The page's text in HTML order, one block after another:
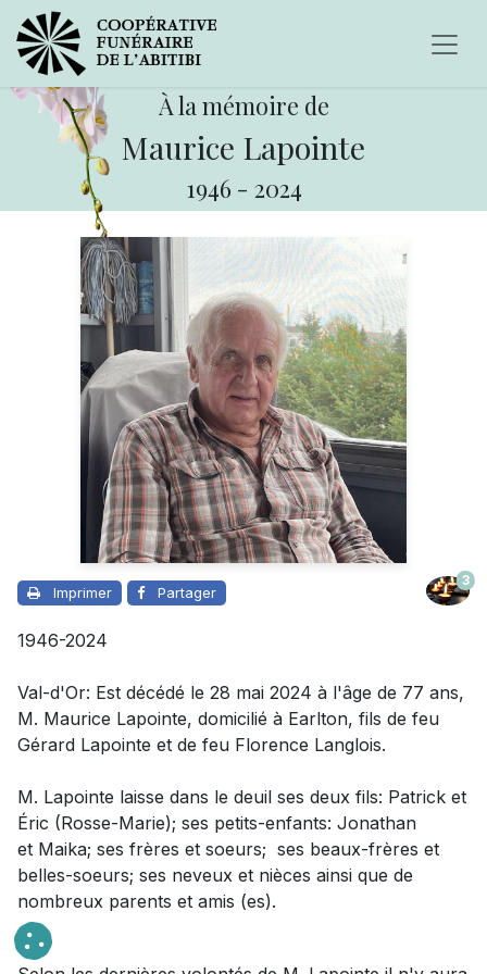
À la mémoire de
Maurice Lapointe
1946 - 2024
Imprimer Partager
3
1946-2024
Val-d'Or: Est décédé le 28 mai 2024 à l'âge de 77 ans,
M. Maurice Lapointe, domicilié à Earlton, fils de feu
Gérard Lapointe et de feu Florence Langlois.
M. Lapointe laisse dans le deuil ses deux fils: Patrick et
Éric (Rosse-Marie); ses petits-enfants: Jonathan
et Maika; ses frères et soeurs; ses beaux-frères et
belles-soeurs; ses neveux et nièces ainsi que de
nombreux parents et amis (es).